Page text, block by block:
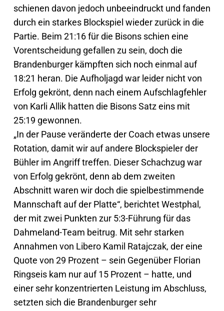
schienen davon jedoch unbeeindruckt und fanden
durch ein starkes Blockspiel wieder zurück in die
Partie. Beim 21:16 für die Bisons schien eine
Vorentscheidung gefallen zu sein, doch die
Brandenburger kämpften sich noch einmal auf
18:21 heran. Die Aufholjagd war leider nicht von
Erfolg gekrönt, denn nach einem Aufschlagfehler
von Karli Allik hatten die Bisons Satz eins mit
25:19 gewonnen.
„In der Pause veränderte der Coach etwas unsere
Rotation, damit wir auf andere Blockspieler der
Bühler im Angriff treffen. Dieser Schachzug war
von Erfolg gekrönt, denn ab dem zweiten
Abschnitt waren wir doch die spielbestimmende
Mannschaft auf der Platte“, berichtet Westphal,
der mit zwei Punkten zur 5:3-Führung für das
Dahmeland-Team beitrug. Mit sehr starken
Annahmen von Libero Kamil Ratajczak, der eine
Quote von 29 Prozent – sein Gegenüber Florian
Ringseis kam nur auf 15 Prozent – hatte, und
einer sehr konzentrierten Leistung im Abschluss,
setzten sich die Brandenburger sehr